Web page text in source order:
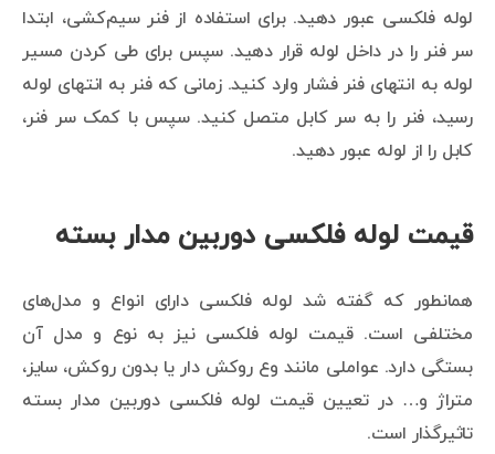
لوله فلکسی عبور دهید. برای استفاده از فنر سیم‌کشی، ابتدا
سر فنر را در داخل لوله قرار دهید. سپس برای طی کردن مسیر
لوله به انتهای فنر فشار وارد کنید. زمانی که فنر به انتهای لوله
رسید، فنر را به سر کابل متصل کنید. سپس با کمک سر فنر،
کابل را از لوله عبور دهید.
قیمت لوله فلکسی دوربین مدار بسته
همانطور که گفته شد لوله فلکسی دارای انواع و مدل‌های
مختلفی است. قیمت لوله فلکسی نیز به نوع و مدل آن
بستگی دارد. عواملی مانند وع روکش دار یا بدون روکش، سایز،
متراژ و… در تعیین قیمت لوله فلکسی دوربین مدار بسته
تاثیرگذار است.